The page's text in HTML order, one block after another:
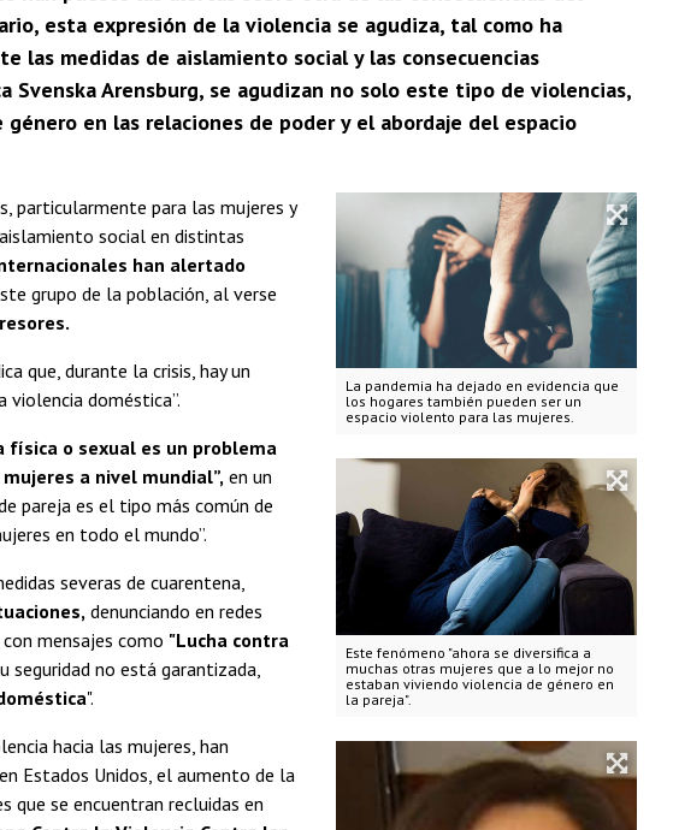
esta expresión de la violencia se agudiza, tal como ha
las medidas de aislamiento social y las consecuencias
Arensburg, se agudizan no solo este tipo de violencias,
en las relaciones de poder y el abordaje del espacio
La pandemia ha dejado en evidencia que
los hogares también pueden ser un
espacio violento para las mujeres.
Este fenómeno "ahora se diversifica a
muchas otras mujeres que a lo mejor no
estaban viviendo violencia de género en
la pareja".
particularmente para las mujeres y
social en distintas
han alertado
grupo de la población, al verse
que, durante la crisis, hay un
violencia doméstica”.
física o sexual es un problema
a nivel mundial”, en un
pareja es el tipo más común de
en todo el mundo”.
severas de cuarentena,
denunciando en redes
mensajes como "Lucha contra
seguridad no está garantizada,
".
hacia las mujeres, han
Estados Unidos, el aumento de la
que se encuentran recluidas en